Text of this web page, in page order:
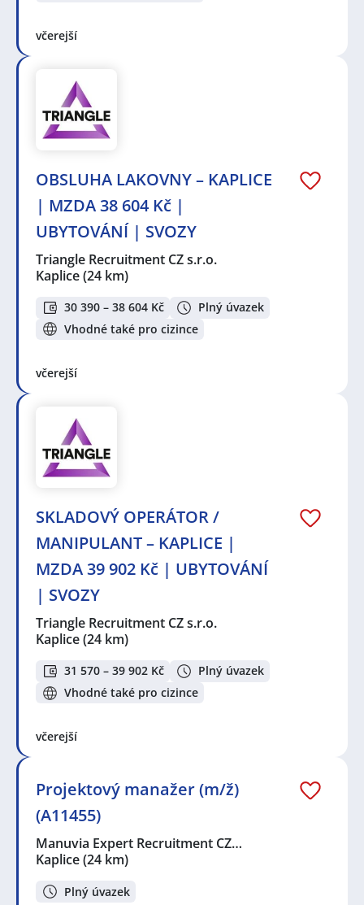
včerejší
OBSLUHA LAKOVNY – KAPLICE
| MZDA 38 604 Kč |
UBYTOVÁNÍ | SVOZY
Triangle Recruitment CZ s.r.o.
Kaplice(24 km)
30 390 – 38 604 Kč
Plný úvazek
Vhodné také pro cizince
včerejší
SKLADOVÝ OPERÁTOR /
MANIPULANT – KAPLICE |
MZDA 39 902 Kč | UBYTOVÁNÍ
| SVOZY
Triangle Recruitment CZ s.r.o.
Kaplice(24 km)
31 570 – 39 902 Kč
Plný úvazek
Vhodné také pro cizince
včerejší
Projektový manažer (m/ž)
(A11455)
Manuvia Expert Recruitment CZ…
Kaplice(24 km)
Plný úvazek